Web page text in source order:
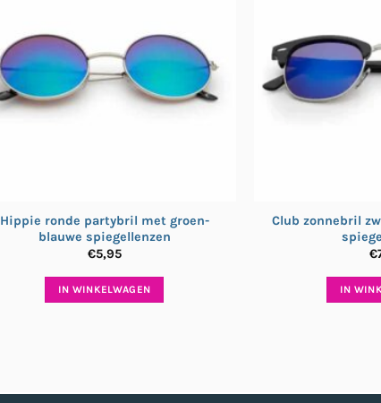
Hippie ronde partybril met groen-
blauwe spiegellenzen
€5,95
IN WINKELWAGEN
Club zonnebril
€
IN